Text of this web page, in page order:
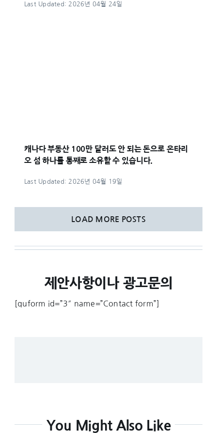
Last Updated: 2026년 04월 24일
캐나다 부동산 100만 달러도 안 되는 돈으로 온타리
오 섬 하나를 통째로 소유할 수 있습니다.
Last Updated: 2026년 04월 19일
LOAD MORE POSTS
제안사항이나 광고문의
[quform id=”3″ name=”Contact form”]
You Might Also Like